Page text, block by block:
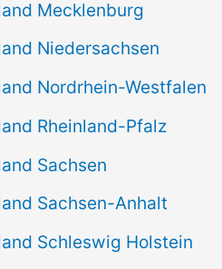
Mecklenburg
Niedersachsen
Nordrhein-Westfalen
Rheinland-Pfalz
Sachsen
Sachsen-Anhalt
Schleswig Holstein